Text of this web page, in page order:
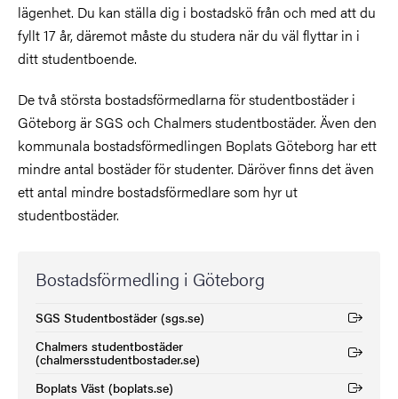
lägenhet. Du kan ställa dig i bostadskö från och med att du
fyllt 17 år, däremot måste du studera när du väl flyttar in i
ditt studentboende.
De två största bostadsförmedlarna för studentbostäder i
Göteborg är SGS och Chalmers studentbostäder. Även den
kommunala bostadsförmedlingen Boplats Göteborg har ett
mindre antal bostäder för studenter. Däröver finns det även
ett antal mindre bostadsförmedlare som hyr ut
studentbostäder.
Bostadsförmedling i Göteborg
SGS Studentbostäder (sgs.se)
(Extern länk)
Chalmers studentbostäder
(chalmersstudentbostader.se)
(Extern länk)
Boplats Väst (boplats.se)
(Extern länk)